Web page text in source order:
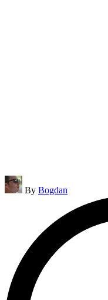
Posted
by
By Bogdan